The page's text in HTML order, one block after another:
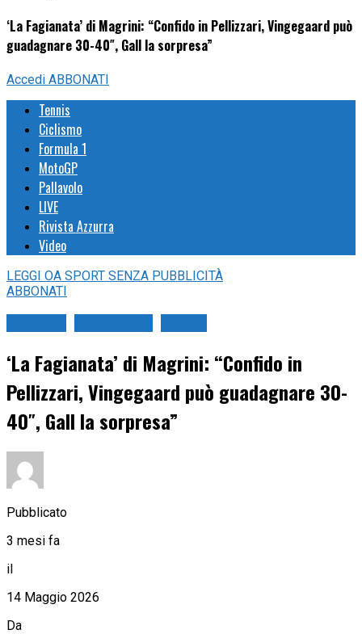
‘La Fagianata’ di Magrini: “Confido in Pellizzari, Vingegaard può
guadagnare 30-40″, Gall la sorpresa”
Accedi ABBONATI
Tennis
Ciclismo
Formula 1
MotoGP
Pallavolo
LIVE
Rivista Azzurra
Video
LEGGI OA SPORT SENZA PUBBLICITÀ
ABBONATI
‘La Fagianata’ di Magrini: “Confido in
Pellizzari, Vingegaard può guadagnare 30-
40″, Gall la sorpresa”
Pubblicato
3 mesi fa
il
14 Maggio 2026
Da